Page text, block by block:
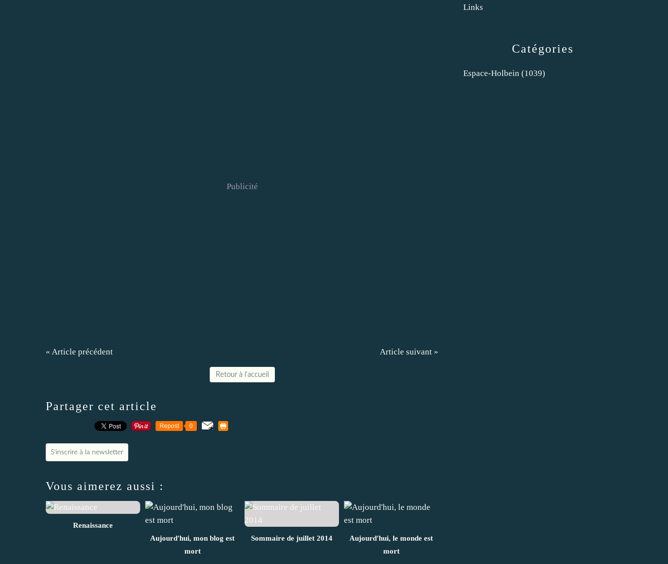
Publicité
« Article précédent Article suivant »
Retour à l'accueil
Partager cet article
Repost 0
S'inscrire à la newsletter
Vous aimerez aussi :
Renaissance
Aujourd'hui, mon blog est
mort
Sommaire de juillet 2014
Aujourd'hui, le monde est
mort
Catégories
Espace-Holbein (1039)
Links